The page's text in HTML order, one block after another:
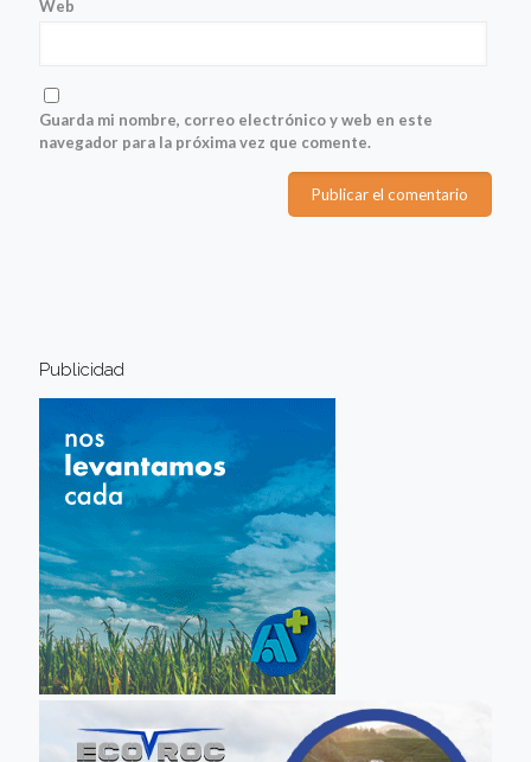
Web
Guarda mi nombre, correo electrónico y web en este
navegador para la próxima vez que comente.
Publicidad